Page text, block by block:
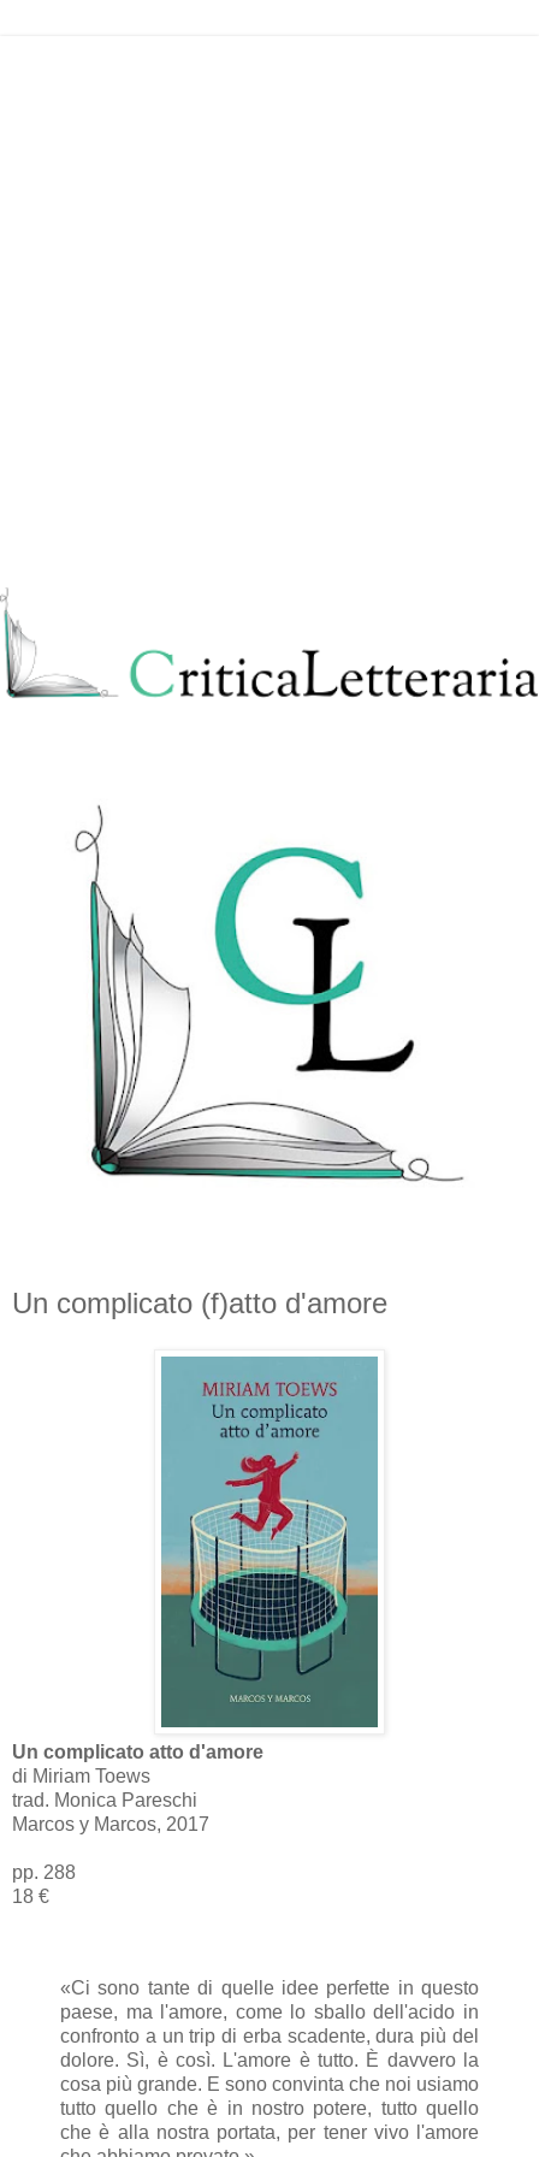
Un complicato (f)atto d'amore
Un complicato atto d'amore
di Miriam Toews
trad. Monica Pareschi
Marcos y Marcos, 2017
pp. 288
18 €
«Ci sono tante di quelle idee perfette in questo
paese, ma l'amore, come lo sballo dell'acido in
confronto a un trip di erba scadente, dura più del
dolore. Sì, è così. L'amore è tutto. È davvero la
cosa più grande. E sono convinta che noi usiamo
tutto quello che è in nostro potere, tutto quello
che è alla nostra portata, per tener vivo l'amore